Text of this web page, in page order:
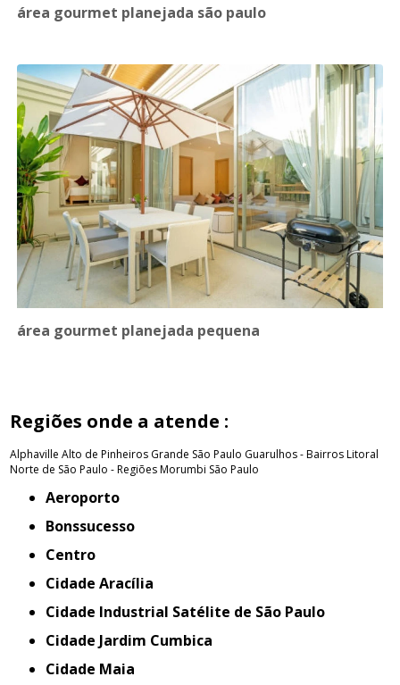
área gourmet planejada são paulo
área gourmet planejada pequena
Regiões onde a atende :
Alphaville Alto de Pinheiros Grande São Paulo Guarulhos - BairrosLitoral
Norte de São Paulo - RegiõesMorumbi São Paulo
Aeroporto
Bonssucesso
Centro
Cidade Aracília
Cidade Industrial Satélite de São Paulo
Cidade Jardim Cumbica
Cidade Maia